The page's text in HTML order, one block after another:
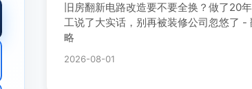
旧房翻新电路改造要不要全换？做了20
工说了大实话，别再被装修公司忽悠了 -
略
2026-08-01